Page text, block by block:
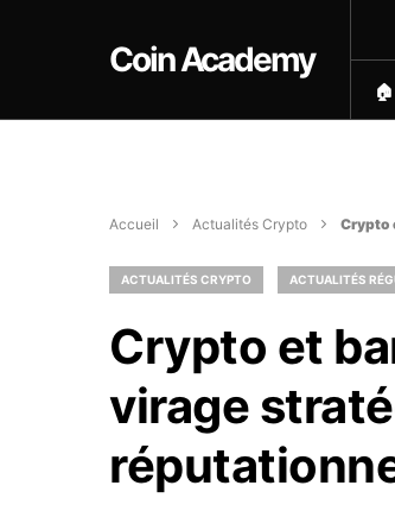
Coin Academy
🏠︎
Accueil Actualités Crypto Crypto
ACTUALITÉS CRYPTO ACTUALITÉS
Crypto et
virage